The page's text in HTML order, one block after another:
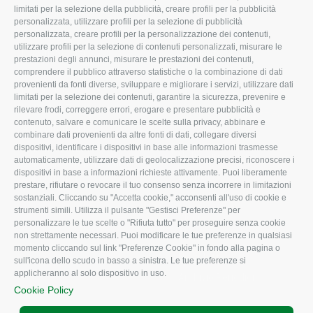
limitati per la selezione della pubblicità, creare profili per la pubblicità
personalizzata, utilizzare profili per la selezione di pubblicità
personalizzata, creare profili per la personalizzazione dei contenuti,
utilizzare profili per la selezione di contenuti personalizzati, misurare le
prestazioni degli annunci, misurare le prestazioni dei contenuti,
comprendere il pubblico attraverso statistiche o la combinazione di dati
provenienti da fonti diverse, sviluppare e migliorare i servizi, utilizzare dati
limitati per la selezione dei contenuti, garantire la sicurezza, prevenire e
rilevare frodi, correggere errori, erogare e presentare pubblicità e
contenuto, salvare e comunicare le scelte sulla privacy, abbinare e
combinare dati provenienti da altre fonti di dati, collegare diversi
dispositivi, identificare i dispositivi in base alle informazioni trasmesse
automaticamente, utilizzare dati di geolocalizzazione precisi, riconoscere i
dispositivi in base a informazioni richieste attivamente. Puoi liberamente
prestare, rifiutare o revocare il tuo consenso senza incorrere in limitazioni
sostanziali. Cliccando su "Accetta cookie," acconsenti all'uso di cookie e
strumenti simili. Utilizza il pulsante "Gestisci Preferenze" per
personalizzare le tue scelte o "Rifiuta tutto" per proseguire senza cookie
non strettamente necessari. Puoi modificare le tue preferenze in qualsiasi
momento cliccando sul link "Preferenze Cookie" in fondo alla pagina o
sull'icona dello scudo in basso a sinistra. Le tue preferenze si
applicheranno al solo dispositivo in uso.
Cookie Policy
Missione e Progetto
Organigramma aziendale
I Nostri Servizi
Uffici della Sede
provinciale
Le Sedi di Zona
Agricoltori S.r.l.
Whistleblowing
Confagricoltura Rovigo e
Agricoltori srl
Fiscale
Lavoro
Ambiente
Associazione
CONFAGRICOLTURA
ATTIVA
Notizie in evidenza
Eventi
Comunicati Stampa
Video
Iscrizione Newsletter
Newsletter